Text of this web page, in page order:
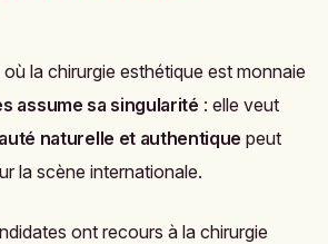
la chirurgie esthétique est monnaie
assume sa singularité : elle veut
naturelle et authentique peut
la scène internationale.
ont recours à la chirurgie